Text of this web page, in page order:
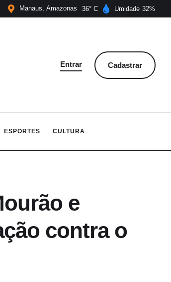
Manaus Amazonas 36 Umidade 32
Entrar Cadastrar
ESPORTES CULTURA
e
contra o